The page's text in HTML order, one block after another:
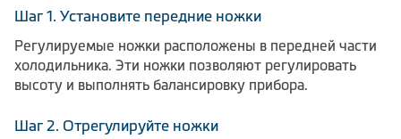
Шаг 1. Установите передние ножки
Регулируемые ножки расположены в передней части
холодильника. Эти ножки позволяют регулировать
высоту и выполнять балансировку прибора.
Шаг 2. Отрегулируйте ножки